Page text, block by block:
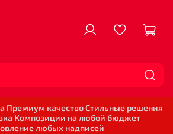
Премиум качество Стильные решения
Композиции на любой бюджет
любых надписей